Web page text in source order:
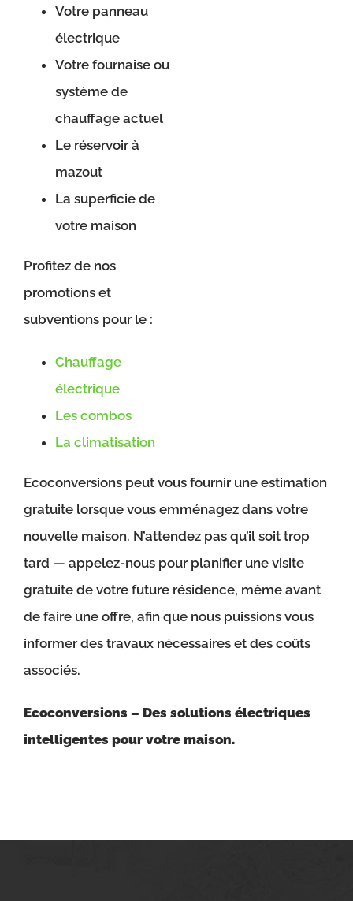
Votre panneau
électrique
Votre fournaise ou
système de
chauffage actuel
Le réservoir à
mazout
La superficie de
votre maison
Profitez de nos
promotions et
subventions pour le :
Chauffage
électrique
Les combos
La climatisation
Ecoconversions peut vous fournir une estimation
gratuite lorsque vous emménagez dans votre
nouvelle maison. N’attendez pas qu’il soit trop
tard — appelez-nous pour planifier une visite
gratuite de votre future résidence, même avant
de faire une offre, afin que nous puissions vous
informer des travaux nécessaires et des coûts
associés.
Ecoconversions – Des solutions électriques
intelligentes pour votre maison.